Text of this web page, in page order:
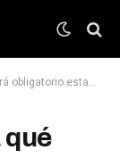
estar vacunado?